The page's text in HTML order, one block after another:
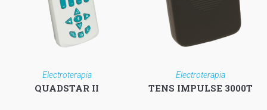
Electroterapia
QUADSTAR II
Electroterapia
TENS IMPULSE 3000T